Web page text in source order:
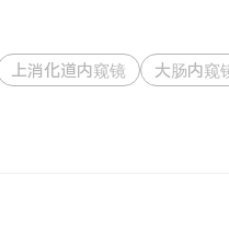
JMHC-A综合体检
重洲综合健康检查
上消化道内窥镜 大肠内窥